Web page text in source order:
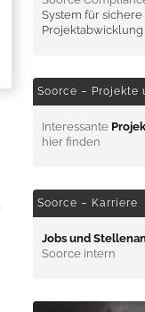
System für sichere
Projektabwicklung
Soorce – Projekte
Interessante
hier finden
Soorce – Karriere
Jobs und
Soorce intern